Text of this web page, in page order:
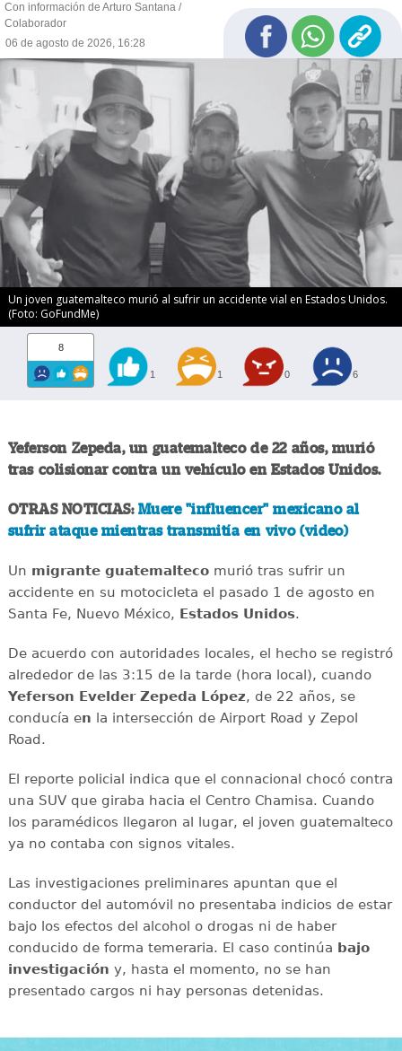
Con información de Arturo Santana /
Colaborador
06 de agosto de 2026, 16:28
Un joven guatemalteco murió al sufrir un accidente vial en Estados Unidos.
(Foto: GoFundMe)
8
1 1 0 6
Yeferson Zepeda, un guatemalteco de 22 años, murió
tras colisionar contra un vehículo en Estados Unidos.
OTRAS NOTICIAS: Muere "influencer" mexicano al
sufrir ataque mientras transmitía en vivo (video)
Un migrante guatemaltecomurió tras sufrir un
accidente en su motocicleta el pasado 1 de agosto en
Santa Fe, Nuevo México, Estados Unidos.
De acuerdo con autoridades locales, el hecho se registró
alrededor de las 3:15 de la tarde (hora local), cuando
Yeferson Evelder Zepeda López, de 22 años, se
conducía en la intersección de Airport Road y Zepol
Road.
El reporte policial indica que el connacional chocó contra
una SUV que giraba hacia el Centro Chamisa. Cuando
los paramédicos llegaron al lugar, el joven guatemalteco
ya no contaba con signos vitales.
Las investigaciones preliminares apuntan que el
conductor del automóvil no presentaba indicios de estar
bajo los efectos del alcohol o drogas ni de haber
conducido de forma temeraria. El caso continúa bajo
investigación y, hasta el momento, no se han
presentado cargos ni hay personas detenidas.